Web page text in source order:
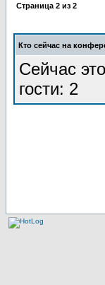
Страница 2 из 2
Кто сейчас на
Сейчас
гости: 2